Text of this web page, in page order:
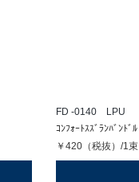
FD -0140 LPU
ｺﾝﾌｫｰﾄｽｽﾞﾗﾝﾊﾞﾝﾄﾞﾙ
￥420（税抜）/1束